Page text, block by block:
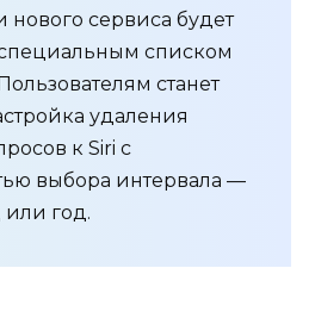
нового сервиса будет
списком
станет
удаления
к Siri с
выбора интервала —
или год.